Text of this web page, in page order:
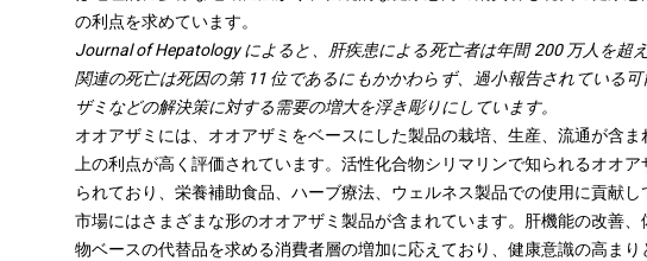
の利点を求めています。
Journal of Hepatology によると、肝疾患による死亡者は年間 200 万人を超
関連の死亡は死因の第 11 位であるにもかかわらず、過小報告されている
ザミなどの解決策に対する需要の増大を浮き彫りにしています。
オオアザミには、オオアザミをベースにした製品の栽培、生産、流通が含
上の利点が高く評価されています。活性化合物シリマリンで知られるオオ
られており、栄養補助食品、ハーブ療法、ウェルネス製品での使用に貢献し
市場にはさまざまな形のオオアザミ製品が含まれています。肝機能の改善
物ベースの代替品を求める消費者層の増加に応えており、健康意識の高ま